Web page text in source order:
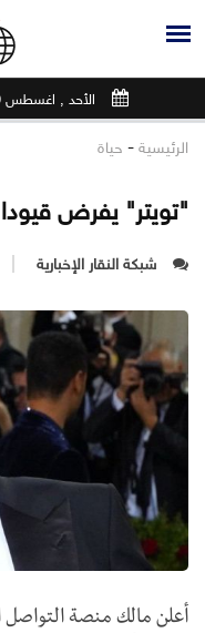
الأحد , اغسطس 9 , 2026
الرئيسية - حياة
"تويتر" يفرض
شبكة النقار الإخبارية
أعلن مالك منصة التواصل